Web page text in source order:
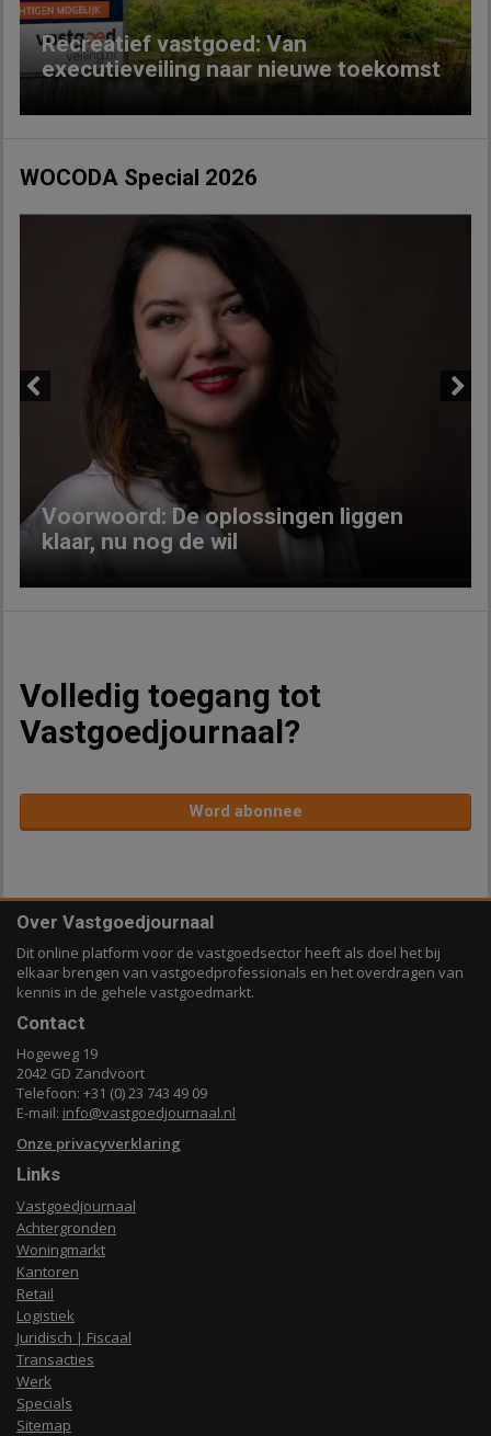
Recreatief vastgoed: Van
executieveiling naar nieuwe toekomst
WOCODA Special 2026
Voorwoord: De oplossingen liggen
klaar, nu nog de wil
Volledig toegang tot
Vastgoedjournaal?
Word abonnee
Over Vastgoedjournaal
Dit online platform voor de vastgoedsector heeft als doel het bij
elkaar brengen van vastgoedprofessionals en het overdragen van
kennis in de gehele vastgoedmarkt.
Contact
Hogeweg 19
2042 GD Zandvoort
Telefoon: +31 (0) 23 743 49 09
E-mail: info@vastgoedjournaal.nl
Onze privacyverklaring
Links
Vastgoedjournaal
Achtergronden
Woningmarkt
Kantoren
Retail
Logistiek
Juridisch | Fiscaal
Transacties
Werk
Specials
Sitemap